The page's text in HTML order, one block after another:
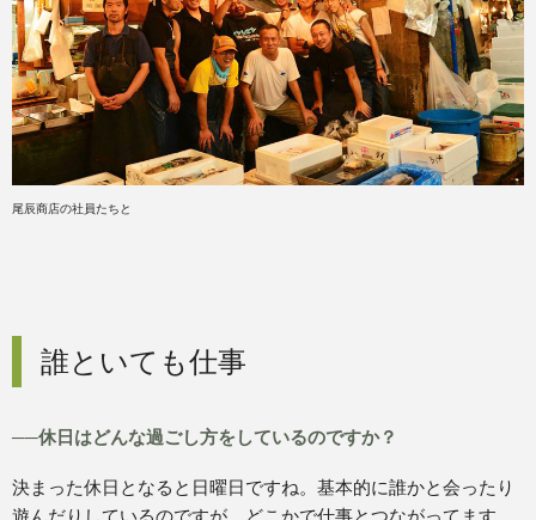
尾辰商店の社員たちと
誰といても仕事
──休日はどんな過ごし方をしているのですか？
決まった休日となると日曜日ですね。基本的に誰かと会ったり